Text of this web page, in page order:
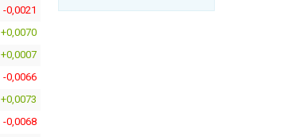
-0,0021
+0,0070
+0,0007
-0,0066
+0,0073
-0,0068